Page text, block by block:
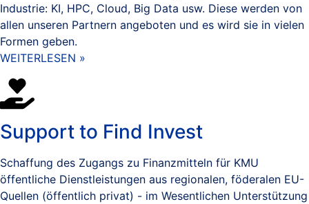
Industrie: KI, HPC, Cloud, Big Data usw. Diese werden von
allen unseren Partnern angeboten und es wird sie in vielen
Formen geben.
WEITERLESEN »
Support to Find Invest
Schaffung des Zugangs zu Finanzmitteln für KMU
öffentliche Dienstleistungen aus regionalen, föderalen EU-
Quellen (öffentlich privat) - im Wesentlichen Unterstützung